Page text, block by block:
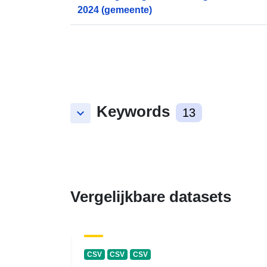
2024 (gemeente)
keyboard_arrow_down Keywords 13
Vergelijkbare datasets
CSV CSV CSV